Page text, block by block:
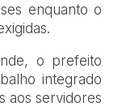
enquanto o
o prefeito
integrado
aos servidores